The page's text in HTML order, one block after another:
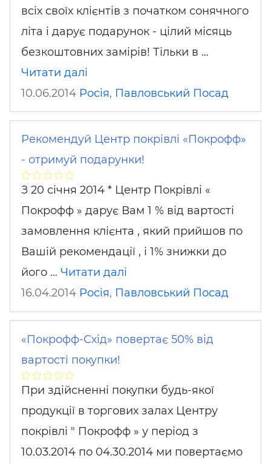
всіх своїх клієнтів з початком сонячного
літа і дарує подарунок - цілий місяць
безкоштовних замірів! Тільки в …
Читати далі
10.06.2014 Росія, Павловський Посад
Рекомендуй Центр покрівлі «Покрофф»
- отримуй подарунки!
З 20 січня 2014 * Центр Покрівлі «
Покрофф » дарує Вам 1 % від вартості
замовлення клієнта , який прийшов по
Вашій рекомендації , і 1% знижки до
його … Читати далі
16.04.2014 Росія, Павловський Посад
«Покрофф-Схід» повертає 50% від
вартості покупки!
При здійсненні покупки будь-якої
продукції в торгових залах Центру
покрівлі " Покрофф » у період з
10.03.2014 по 04.30.2014 ми повертаємо